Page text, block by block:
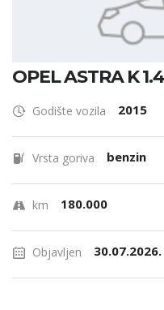
OPEL ASTRA K
Godište vozila 2015
Vrsta goriva benzin
km 180.000
Objavljen 30.07.2026.